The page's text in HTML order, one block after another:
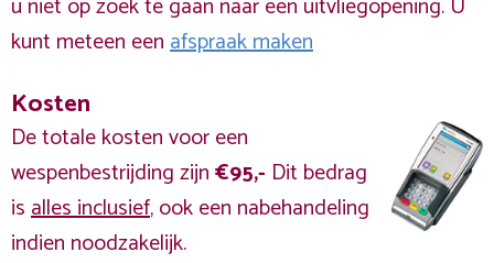
kunt meteen eenafspraak maken
Kosten
De totale kosten voor een
wespenbestrijding zijn€95,- Dit bedrag
isalles inclusief, ook een nabehandeling
indien noodzakelijk.